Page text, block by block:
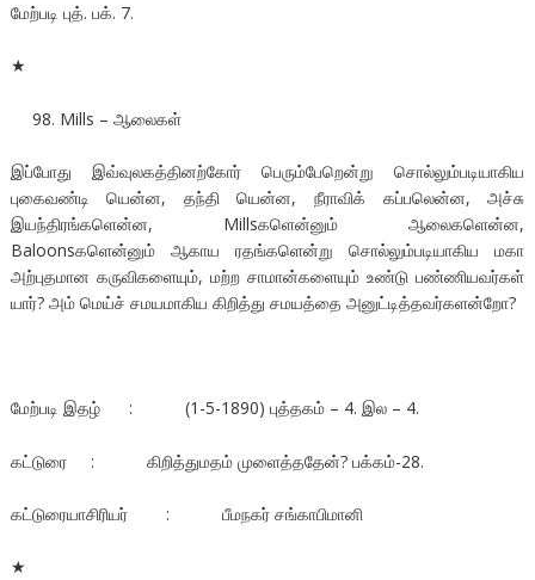
மேற்படி புத். பக். 7.
★
Mills – ஆலைகள்
இப்போது இவ்வுலகத்தினற்கோர் பெரும்பேறென்று சொல்லும்படியாகிய
புகைவண்டி யென்ன, தந்தி யென்ன, நீராவிக் கப்பலென்ன, அச்சு
இயந்திரங்களென்ன, Millsகளென்னும் ஆலைகளென்ன,
Baloonsகளென்னும் ஆகாய ரதங்களென்று சொல்லும்படியாகிய மகா
அற்புதமான கருவிகளையும், மற்ற சாமான்களையும் உண்டு பண்ணியவர்கள்
யார்? அம் மெய்ச் சமயமாகிய கிறித்து சமயத்தை அனுட்டித்தவர்களன்றோ?
மேற்படி இதழ் : (1-5-1890) புத்தகம் – 4. இல – 4.
கட்டுரை : கிறித்துமதம் முளைத்ததேன்? பக்கம்-28.
கட்டுரையாசிரியர் : பீமநகர் சங்காபிமானி
★